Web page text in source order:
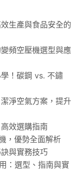
生產與食品安全的
頻空壓機選型與應
！碳鋼 vs. 不鏽
淨空氣方案，提升
效選購指南
，優勢全面解析
與實務技巧
：選型、指南與實